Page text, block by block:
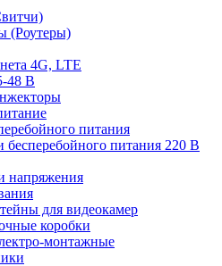
(Роутеры)
4G, LTE
48 В
питания
бесперебойного питания 220 В
напряжения
для видеокамер
коробки
монтажные